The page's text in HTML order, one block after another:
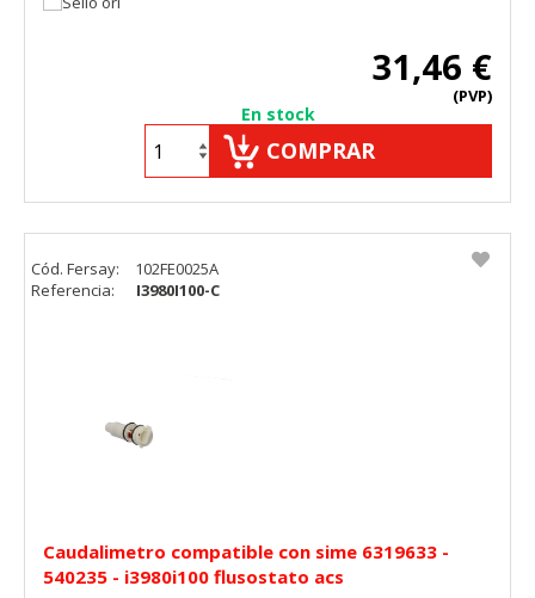
31,46 €
(PVP)
En stock
COMPRAR
Caudalimetro compatible con sime 6319633 -
540235 - i3980i100 flusostato acs
Cód. Fersay:
102FE0025A
Referencia:
I3980I100-C